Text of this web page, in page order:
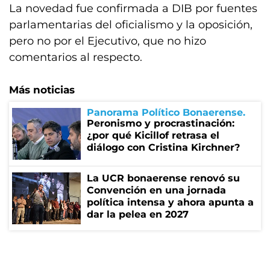
La novedad fue confirmada a DIB por fuentes
parlamentarias del oficialismo y la oposición,
pero no por el Ejecutivo, que no hizo
comentarios al respecto.
Más noticias
Panorama Político Bonaerense
Peronismo y procrastinación:
¿por qué Kicillof retrasa el
diálogo con Cristina Kirchner?
La UCR bonaerense renovó su
Convención en una jornada
política intensa y ahora apunta a
dar la pelea en 2027